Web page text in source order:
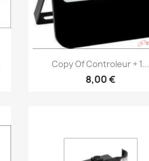
Vorschau
Copy Of Controleur + 1...
8,00 €